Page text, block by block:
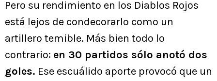
Pero su rendimiento en los Diablos Rojos
está lejos de condecorarlo como un
artillero temible. Más bien todo lo
contrario: en 30 partidos sólo anotó dos
goles. Ese escuálido aporte provocó que un